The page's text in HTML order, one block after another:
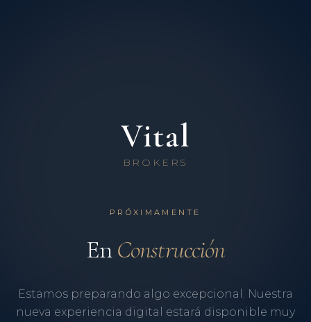
Vital
BROKERS
PRÓXIMAMENTE
EnConstrucción
Estamos preparando algo excepcional. Nuestra
nueva experiencia digital estará disponible muy